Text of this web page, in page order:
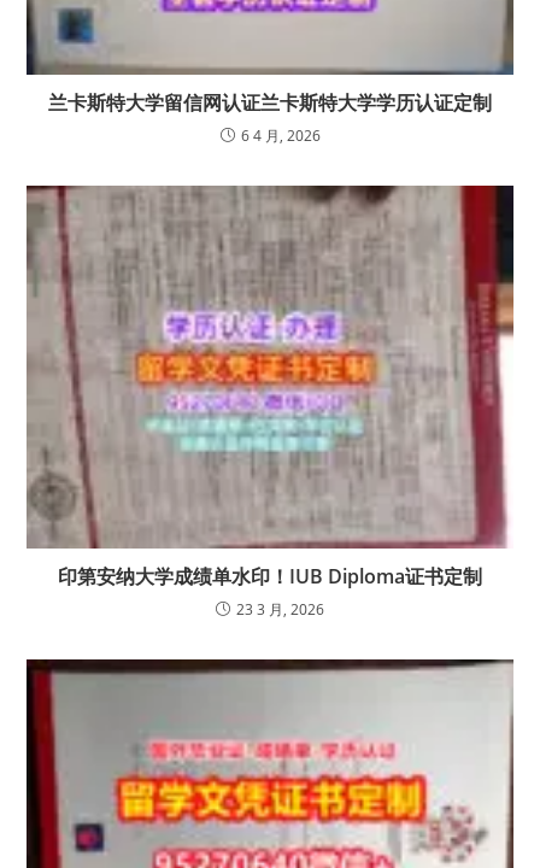
兰卡斯特大学留信网认证兰卡斯特大学学历认证定制
6 4 月, 2026
印第安纳大学成绩单水印！IUB Diploma证书定制
23 3 月, 2026